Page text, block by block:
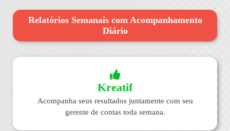
Relatórios Semanais com Acompanhamento
Diário
Kreatif
Acompanha seus resultados juntamente com seu
gerente de contas toda semana.